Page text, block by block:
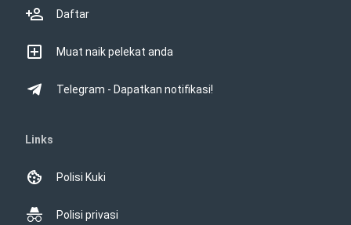
Daftar
Muat naik pelekat anda
Telegram - Dapatkan notifikasi!
Links
Polisi Kuki
Polisi privasi